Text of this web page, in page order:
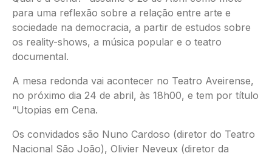
para uma reflexão sobre a relação entre arte e
sociedade na democracia, a partir de estudos sobre
os reality-shows, a música popular e o teatro
documental.
A mesa redonda vai acontecer no Teatro Aveirense,
no próximo dia 24 de abril, às 18h00, e tem por título
“Utopias em Cena.
Os convidados são Nuno Cardoso (diretor do Teatro
Nacional São João), Olivier Neveux (diretor da